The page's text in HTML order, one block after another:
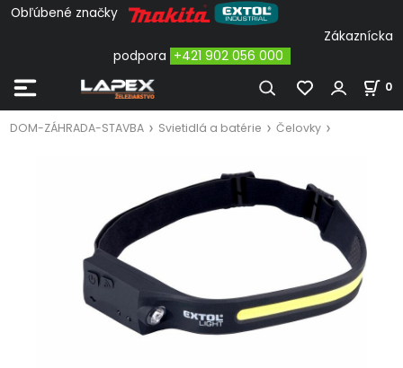
Obľúbené značky
Zákaznícka
podpora +421 902 056 000
0
DOM-ZÁHRADA-STAVBA Svietidlá a batérie Čelovky